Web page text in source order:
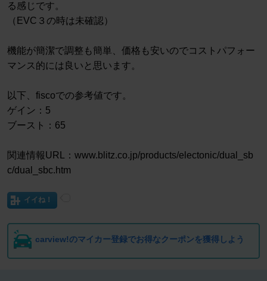
る感じです。
（EVC３の時は未確認）
機能が簡潔で調整も簡単、価格も安いのでコストパフォー
マンス的には良いと思います。
以下、fiscoでの参考値です。
ゲイン：5
ブースト：65
関連情報URL：www.blitz.co.jp/products/electonic/dual_sb
c/dual_sbc.htm
イイね！
carview!のマイカー登録でお得なクーポンを獲得しよう